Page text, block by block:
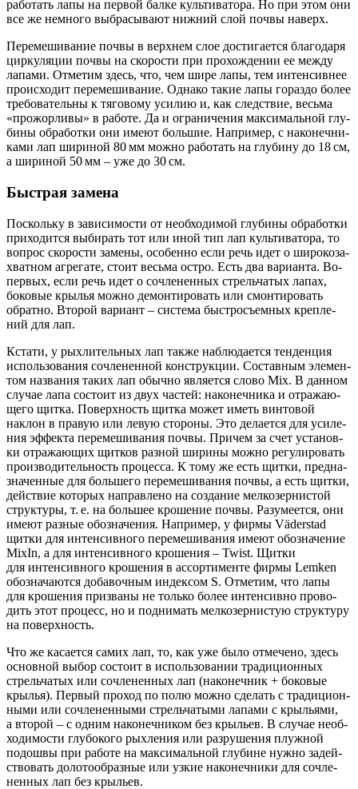
рабо­тать лапы на пер­вой бал­ке куль­ти­ва­то­ра. Но при этом они
все же немно­го выбра­сы­ва­ют ниж­ний слой поч­вы наверх.
Пере­ме­ши­ва­ние поч­вы в верх­нем слое дости­га­ет­ся бла­го­да­ря
цир­ку­ля­ции поч­вы на ско­ро­сти при про­хож­де­нии ее меж­ду
лапа­ми. Отме­тим здесь, что, чем шире лапы, тем интен­сив­нее
про­ис­хо­дит пере­ме­ши­ва­ние. Одна­ко такие лапы гораз­до более
тре­бо­ва­тель­ны к тяго­во­му уси­лию и, как след­ствие, весь­ма
«про­жор­ли­вы» в рабо­те. Да и огра­ни­че­ния мак­си­маль­ной глу­
би­ны обра­бот­ки они име­ют боль­шие. Напри­мер, с нако­неч­ни­
ка­ми лап шири­ной 80 мм мож­но рабо­тать на глу­би­ну до 18 см,
а шири­ной 50 мм – уже до 30 см.
Быстрая замена
Посколь­ку в зави­си­мо­сти от необ­хо­ди­мой глу­би­ны обра­бот­ки
при­хо­дит­ся выби­рать тот или иной тип лап куль­ти­ва­то­ра, то
вопрос ско­ро­сти заме­ны, осо­бен­но если речь идет о широ­ко­за­
хват­ном агре­га­те, сто­ит весь­ма ост­ро. Есть два вари­ан­та. Во-
пер­вых, если речь идет о сочле­нен­ных стрель­ча­тых лапах,
боко­вые кры­лья мож­но демон­ти­ро­вать или смон­ти­ро­вать
обрат­но. Вто­рой вари­ант – систе­ма быст­ро­съем­ных креп­ле­
ний для лап.
Кста­ти, у рых­ли­тель­ных лап так­же наблю­да­ет­ся тен­ден­ция
исполь­зо­ва­ния сочле­нен­ной кон­струк­ции. Состав­ным эле­мен­
том назва­ния таких лап обыч­но явля­ет­ся сло­во Mix. В дан­ном
слу­чае лапа состо­ит из двух частей: нако­неч­ни­ка и отра­жа­ю­
ще­го щит­ка. Поверх­ность щит­ка может иметь вин­то­вой
наклон в пра­вую или левую сто­ро­ны. Это дела­ет­ся для уси­ле­
ния эффек­та пере­ме­ши­ва­ния поч­вы. При­чем за счет уста­нов­
ки отра­жа­ю­щих щит­ков раз­ной шири­ны мож­но регу­ли­ро­вать
про­из­во­ди­тель­ность про­цес­са. К тому же есть щит­ки, пред­на­
зна­чен­ные для боль­ше­го пере­ме­ши­ва­ния поч­вы, а есть щит­ки,
дей­ствие кото­рых направ­ле­но на созда­ние мел­ко­зер­ни­стой
струк­ту­ры, т. е. на боль­шее кро­ше­ние поч­вы. Разу­ме­ет­ся, они
име­ют раз­ные обо­зна­че­ния. Напри­мер, у фир­мы Väderstad
щит­ки для интен­сив­но­го пере­ме­ши­ва­ния име­ют обо­зна­че­ние
MixIn, а для интен­сив­но­го кро­ше­ния – Twist. Щит­ки
для интен­сив­но­го кро­ше­ния в ассор­ти­мен­те фир­мы Lemken
обо­зна­ча­ют­ся доба­воч­ным индек­сом S. Отме­тим, что лапы
для кро­ше­ния при­зва­ны не толь­ко более интен­сив­но про­во­
дить этот про­цесс, но и под­ни­мать мел­ко­зер­ни­стую струк­ту­ру
на поверхность.
Что же каса­ет­ся самих лап, то, как уже было отме­че­но, здесь
основ­ной выбор состо­ит в исполь­зо­ва­нии тра­ди­ци­он­ных
стрель­ча­тых или сочле­нен­ных лап (нако­неч­ник + боко­вые
кры­лья). Пер­вый про­ход по полю мож­но сде­лать с тра­ди­ци­он­
ны­ми или сочле­нен­ны­ми стрель­ча­ты­ми лапа­ми с кры­лья­ми,
а вто­рой – с одним нако­неч­ни­ком без кры­льев. В слу­чае необ­
хо­ди­мо­сти глу­бо­ко­го рых­ле­ния или раз­ру­ше­ния плуж­ной
подош­вы при рабо­те на мак­си­маль­ной глу­бине нуж­но задей­
ство­вать доло­то­об­раз­ные или узкие нако­неч­ни­ки для сочле­
нен­ных лап без крыльев.